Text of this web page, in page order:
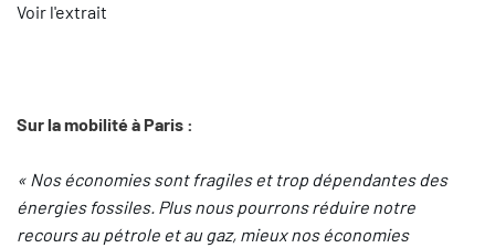
Voir l'extrait
Sur la mobilité à Paris :
« Nos économies sont fragiles et trop dépendantes des
énergies fossiles. Plus nous pourrons réduire notre
recours au pétrole et au gaz, mieux nos économies